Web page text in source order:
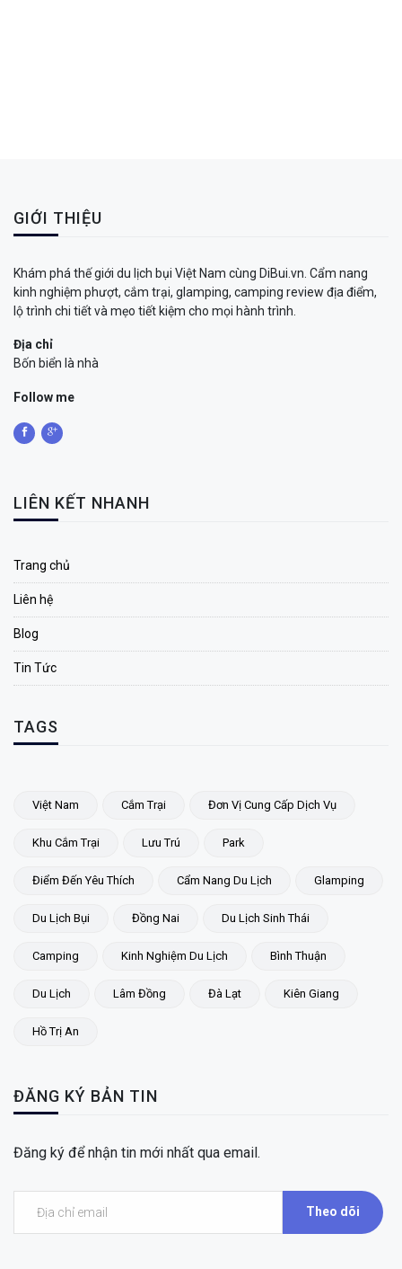
GIỚI THIỆU
Khám phá thế giới du lịch bụi Việt Nam cùng DiBui.vn. Cẩm nang
kinh nghiệm phượt, cắm trại, glamping, camping review địa điểm,
lộ trình chi tiết và mẹo tiết kiệm cho mọi hành trình.
Địa chỉ
Bốn biển là nhà
Follow me
LIÊN KẾT NHANH
Trang chủ
Liên hệ
Blog
Tin Tức
TAGS
Việt Nam Cắm Trại Đơn Vị Cung Cấp Dịch Vụ
Khu Cắm Trại Lưu Trú Park
Điểm Đến Yêu Thích Cẩm Nang Du Lịch Glamping
Du Lịch Bụi Đồng Nai Du Lịch Sinh Thái
Camping Kinh Nghiệm Du Lịch Bình Thuận
Du Lịch Lâm Đồng Đà Lạt Kiên Giang
Hồ Trị An
ĐĂNG KÝ BẢN TIN
Đăng ký để nhận tin mới nhất qua email.
Theo dõi